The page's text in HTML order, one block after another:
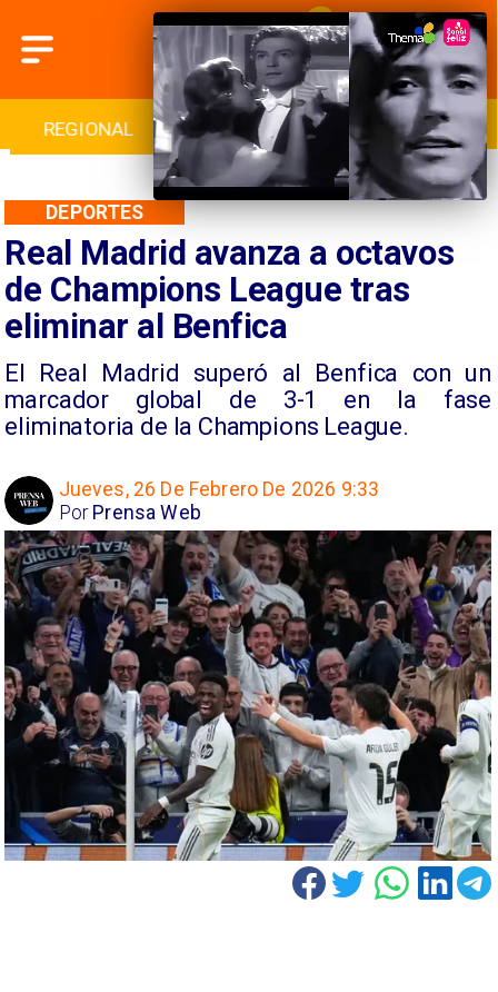
INTERNACIONAL DEPORTES CULTURA
Real Madrid avanza a octavos
de Champions League tras
eliminar al Benfica
El Real Madrid superó al Benfica con un
marcador global de 3-1 en la fase
eliminatoria de la Champions League.
DEPORTES
Jueves, 26 De Febrero De 2026 9:33
Prensa Web
Por